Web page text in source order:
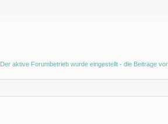
Der aktive Forumbetrieb wurde eingestellt - die Beiträge